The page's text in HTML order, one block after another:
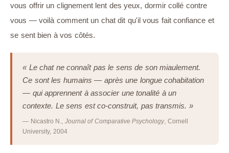
vous offrir un clignement lent des yeux, dormir collé contre
vous — voilà comment un chat dit qu'il vous fait confiance et
se sent bien à vos côtés.
« Le chat ne connaît pas le sens de son miaulement.
Ce sont les humains — après une longue cohabitation
— qui apprennent à associer une tonalité à un
contexte. Le sens est co-construit, pas transmis. »
— Nicastro N., Journal of Comparative Psychology, Cornell
University, 2004